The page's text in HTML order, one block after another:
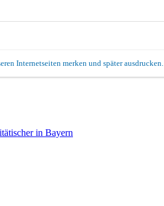
Internetseiten merken und später ausdrucken.
in Bayern